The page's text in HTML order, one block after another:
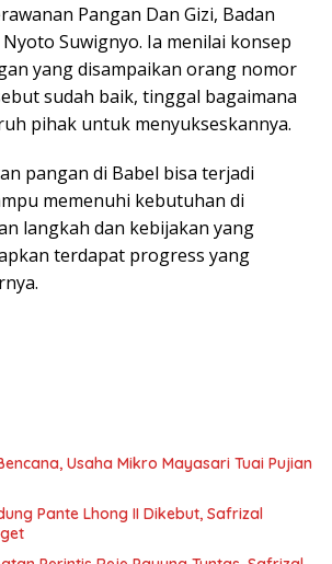
Pangan Dan Gizi, Badan
Suwignyo. Ia menilai konsep
yang disampaikan orang nomor
sudah baik, tinggal bagaimana
pihak untuk menyukseskannya.
pangan di Babel bisa terjadi
memenuhi kebutuhan di
langkah dan kebijakan yang
terdapat progress yang
Usaha Mikro Mayasari Tuai Pujian
Pante Lhong II Dikebut, Safrizal